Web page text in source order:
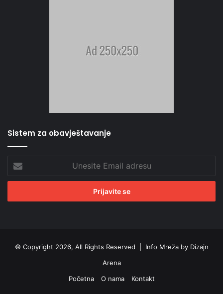
Sistem za obavještavanje
Email
adresu
© Copyright 2026, All Rights Reserved | Info Mreža by Dizajn
Arena
Početna
O nama Kontakt